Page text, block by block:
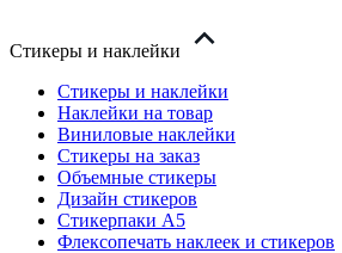
Стикеры и наклейки
Стикеры и наклейки
Наклейки на товар
Виниловые наклейки
Стикеры на заказ
Объемные стикеры
Дизайн стикеров
Стикерпаки А5
Флексопечать наклеек и стикеров